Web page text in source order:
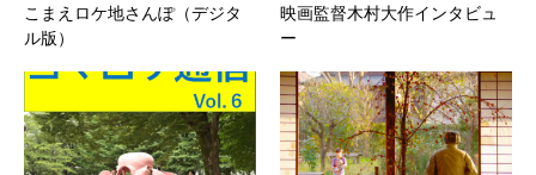
こまえロケ地さんぽ（デジタ
ル版）
映画監督木村大作インタビュ
ー